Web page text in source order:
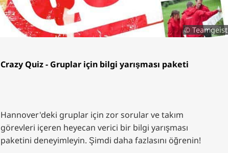
© Teamgeist
Crazy Quiz - Gruplar için bilgi yarışması paketi
Hannover'deki gruplar için zor sorular ve takım
görevleri içeren heyecan verici bir bilgi yarışması
paketini deneyimleyin. Şimdi daha fazlasını öğrenin!